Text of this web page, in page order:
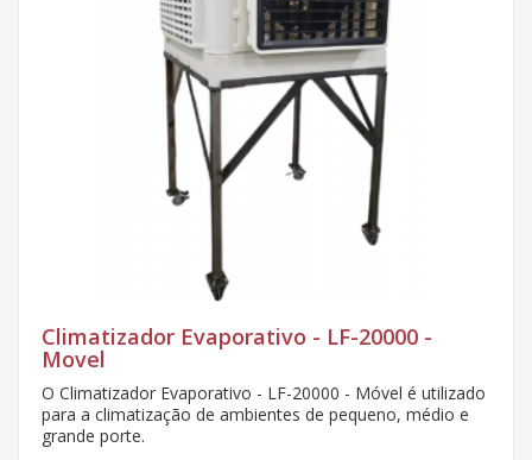
Climatizador Evaporativo - LF-20000 -
Movel
O Climatizador Evaporativo - LF-20000 - Móvel é utilizado
para a climatização de ambientes de pequeno, médio e
grande porte.